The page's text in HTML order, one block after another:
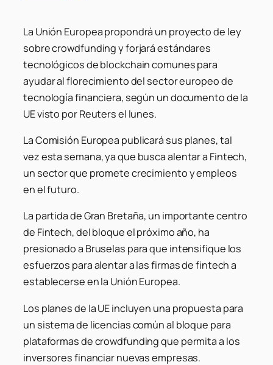
La Unión Europea propondrá un proyecto de ley
sobre crowdfunding y forjará estándares
tecnológicos de blockchain comunes para
ayudar al florecimiento del sector europeo de
tecnología financiera, según un documento de la
UE visto por Reuters el lunes.
La Comisión Europea publicará sus planes, tal
vez esta semana, ya que busca alentar a Fintech,
un sector que promete crecimiento y empleos
en el futuro.
La partida de Gran Bretaña, un importante centro
de Fintech, del bloque el próximo año, ha
presionado a Bruselas para que intensifique los
esfuerzos para alentar a las firmas de fintech a
establecerse en la Unión Europea.
Los planes de la UE incluyen una propuesta para
un sistema de licencias común al bloque para
plataformas de crowdfunding que permita a los
inversores financiar nuevas empresas.